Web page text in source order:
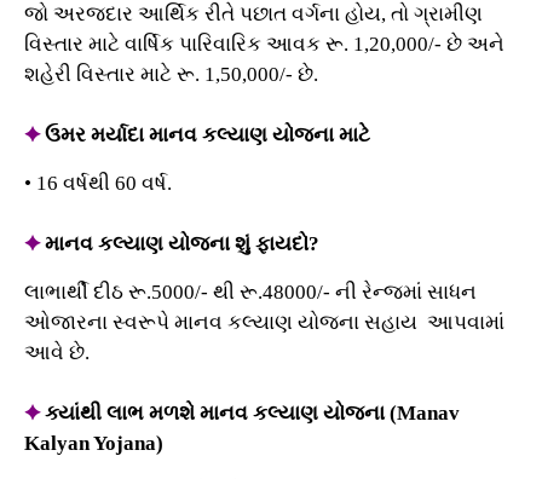
જો અરજદાર આર્થિક રીતે પછાત વર્ગના હોય, તો ગ્રામીણ
વિસ્તાર માટે વાર્ષિક પારિવારિક આવક રૂ. 1,20,000/- છે અને
શહેરી વિસ્તાર માટે રૂ. 1,50,000/- છે.
✦ ઉમર મર્યાદા માનવ કલ્યાણ યોજના માટે
• 16 વર્ષથી 60 વર્ષ.
✦ માનવ કલ્યાણ યોજના શું ફાયદો?
લાભાર્થી દીઠ રૂ.5000/- થી રૂ.48000/- ની રેન્જમાં સાધન
ઓજારના સ્વરૂપે માનવ કલ્યાણ યોજના સહાય આપવામાં
આવે છે.
✦ ક્યાંથી લાભ મળશે માનવ કલ્યાણ યોજના (Manav
Kalyan Yojana)